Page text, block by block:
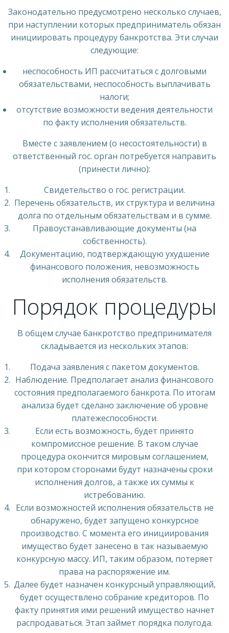
Законодательно предусмотрено несколько случаев,
при наступлении которых предприниматель обязан
инициировать процедуру банкротства. Эти случаи
следующие:
неспособность ИП рассчитаться с долговыми
обязательствами, неспособность выплачивать
налоги;
отсутствие возможности ведения деятельности
по факту исполнения обязательств.
Вместе с заявлением (о несостоятельности) в
ответственный гос. орган потребуется направить
(принести лично):
Свидетельство о гос. регистрации.
Перечень обязательств, их структура и величина
долга по отдельным обязательствам и в сумме.
Правоустанавливающие документы (на
собственность).
Документацию, подтверждающую ухудшение
финансового положения, невозможность
исполнения обязательств.
Порядок процедуры
В общем случае банкротство предпринимателя
складывается из нескольких этапов:
Подача заявления с пакетом документов.
Наблюдение. Предполагает анализ финансового
состояния предполагаемого банкрота. По итогам
анализа будет сделано заключение об уровне
платежеспособности.
Если есть возможность, будет принято
компромиссное решение. В таком случае
процедура окончится мировым соглашением,
при котором сторонами будут назначены сроки
исполнения долгов, а также их суммы к
истребованию.
Если возможностей исполнения обязательств не
обнаружено, будет запущено конкурсное
производство. С момента его инициирования
имущество будет занесено в так называемую
конкурсную массу. ИП, таким образом, потеряет
права на распоряжение им.
Далее будет назначен конкурсный управляющий,
будет осуществлено собрание кредиторов. По
факту принятия ими решений имущество начнет
распродаваться. Этап займет порядка полугода.